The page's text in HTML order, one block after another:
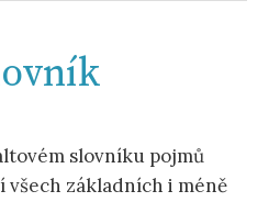
slovníku pojmů
všech základních i méně